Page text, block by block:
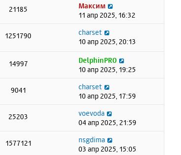
21185
Максим
11 апр 2025, 16:32
1251790
charset
10 апр 2025, 20:13
14997
DelphinPRO
10 апр 2025, 19:25
9041
charset
10 апр 2025, 17:59
25203
voevoda
04 апр 2025, 21:59
1577121
nsgdima
03 апр 2025, 15:05